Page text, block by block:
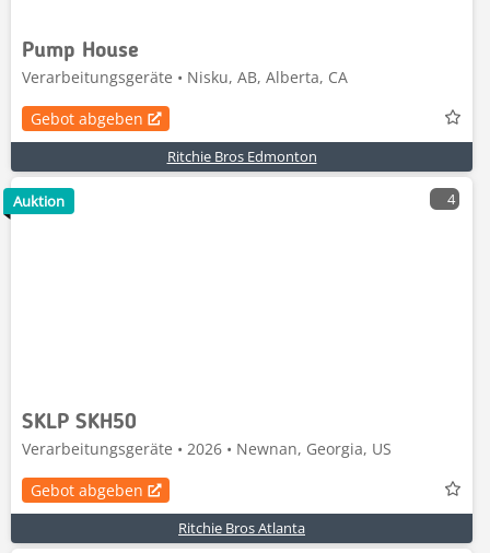
Pump House
Verarbeitungsgeräte • Nisku, AB, Alberta, CA
Gebot abgeben
Ritchie Bros Edmonton
4
SKLP SKH50
Verarbeitungsgeräte • 2026 • Newnan, Georgia, US
Gebot abgeben
Ritchie Bros Atlanta
Auktion